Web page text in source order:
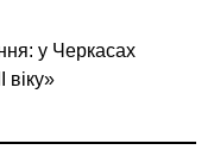
у Черкасах
віку»